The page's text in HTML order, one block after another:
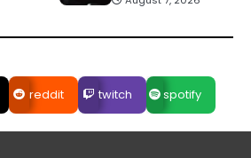
reddit twitch spotify